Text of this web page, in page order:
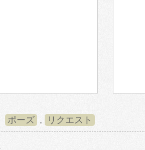
ポーズ , リクエスト